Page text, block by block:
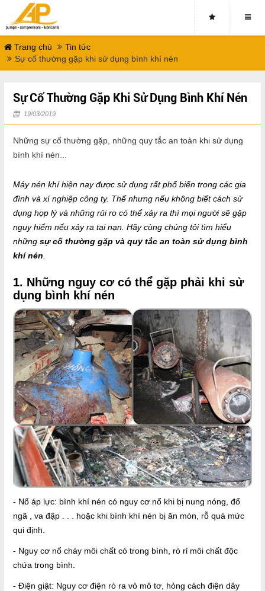
Trang chủ
Tin tức
Sự cố thường gặp khi sử dụng bình khí nén
Sự Cố Thường Gặp Khi Sử Dụng Bình Khí Nén
19/03/2019
Những sự cố thường gặp, những quy tắc an toàn khi sử dụng
bình khí nén...
Máy nén khí hiện nay được sử dụng rất phổ biến trong các gia
đình và xí nghiệp công ty. Thế nhưng nếu không biết cách sử
dụng hợp lý và những rủi ro có thể xảy ra thì mọi người sẽ gặp
nguy hiểm nếu xảy ra tai nạn. Hãy cùng chúng tôi tìm hiểu
những sự cố thường gặp và quy tắc an toàn sử dụng bình
khí nén
1. Những nguy cơ có thể gặp phải khi sử
dụng bình khí nén
- Nổ áp lực: bình khí nén có nguy cơ nổ khi bị nung nóng, đổ
ngã , va đập . . . hoặc khi bình khí nén bị ăn mòn, rỗ quá mức
qui định.
- Nguy cơ nổ cháy môi chất có trong bình, rò rỉ môi chất độc
chứa trong bình.
- Điện giật: Nguy cơ điện rò ra vỏ mô tơ, hỏng cách điện dây